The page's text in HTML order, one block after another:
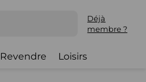
Déjà
membre ?
Revendre Loisirs